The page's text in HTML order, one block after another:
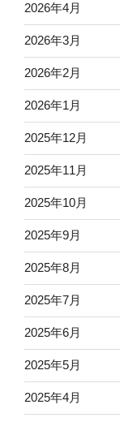
2026年4月
2026年3月
2026年2月
2026年1月
2025年12月
2025年11月
2025年10月
2025年9月
2025年8月
2025年7月
2025年6月
2025年5月
2025年4月